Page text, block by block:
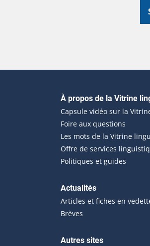
Navigation
À propos de la Vitrine
Capsule vidéo sur la
Foire aux questions
Les mots de la Vitrine
Offre de services
Politiques et guides
Actualités
Articles et fiches en
Brèves
Autres sites